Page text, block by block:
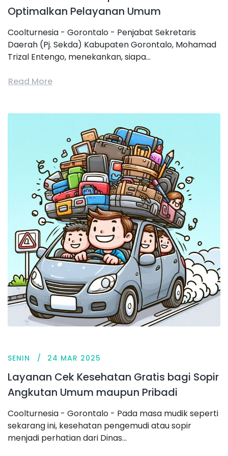
Optimalkan Pelayanan Umum
Coolturnesia - Gorontalo - Penjabat Sekretaris
Daerah (Pj. Sekda) Kabupaten Gorontalo, Mohamad
Trizal Entengo, menekankan, siapa...
Read More
SENIN 24 MAR 2025
Layanan Cek Kesehatan Gratis bagi Sopir
Angkutan Umum maupun Pribadi
Coolturnesia - Gorontalo - Pada masa mudik seperti
sekarang ini, kesehatan pengemudi atau sopir
menjadi perhatian dari Dinas...